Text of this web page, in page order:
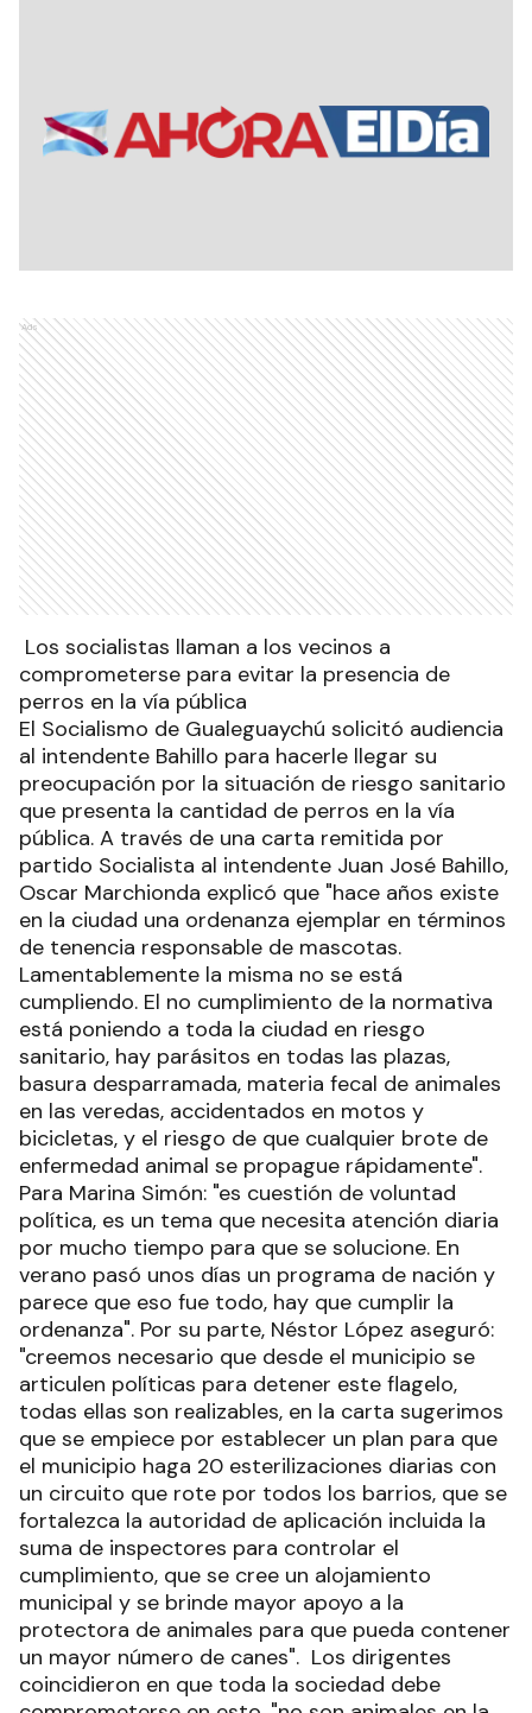
Ads
Los socialistas llaman a los vecinos a
comprometerse para evitar la presencia de
perros en la vía pública
El Socialismo de Gualeguaychú solicitó audiencia
al intendente Bahillo para hacerle llegar su
preocupación por la situación de riesgo sanitario
que presenta la cantidad de perros en la vía
pública. A través de una carta remitida por
partido Socialista al intendente Juan José Bahillo,
Oscar Marchionda explicó que "hace años existe
en la ciudad una ordenanza ejemplar en términos
de tenencia responsable de mascotas.
Lamentablemente la misma no se está
cumpliendo. El no cumplimiento de la normativa
está poniendo a toda la ciudad en riesgo
sanitario, hay parásitos en todas las plazas,
basura desparramada, materia fecal de animales
en las veredas, accidentados en motos y
bicicletas, y el riesgo de que cualquier brote de
enfermedad animal se propague rápidamente".
Para Marina Simón: "es cuestión de voluntad
política, es un tema que necesita atención diaria
por mucho tiempo para que se solucione. En
verano pasó unos días un programa de nación y
parece que eso fue todo, hay que cumplir la
ordenanza". Por su parte, Néstor López aseguró:
"creemos necesario que desde el municipio se
articulen políticas para detener este flagelo,
todas ellas son realizables, en la carta sugerimos
que se empiece por establecer un plan para que
el municipio haga 20 esterilizaciones diarias con
un circuito que rote por todos los barrios, que se
fortalezca la autoridad de aplicación incluida la
suma de inspectores para controlar el
cumplimiento, que se cree un alojamiento
municipal y se brinde mayor apoyo a la
protectora de animales para que pueda contener
un mayor número de canes". Los dirigentes
coincidieron en que toda la sociedad debe